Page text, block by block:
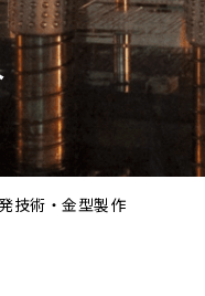
技術・⾦型製作